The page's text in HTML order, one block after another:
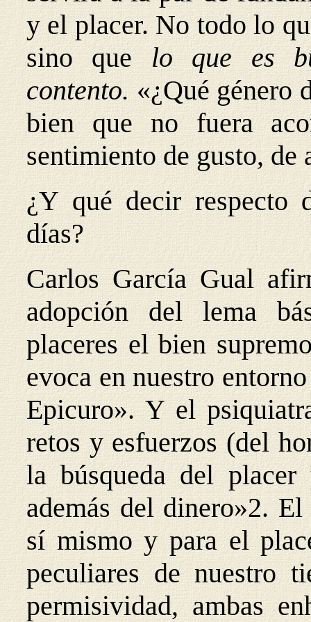
y el placer. No todo lo
sino que lo que es
contento. «¿Qué género
bien que no fuera
sentimiento de gusto, de
¿Y qué decir respecto
días?
Carlos García Gual
adopción del lema
placeres el bien
evoca en nuestro
Epicuro». Y el
retos y esfuerzos (del
la búsqueda del
además del dinero»2.
sí mismo y para el
peculiares de nuestro
permisividad, ambas